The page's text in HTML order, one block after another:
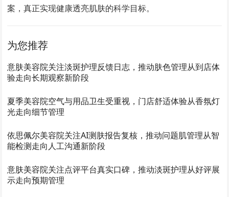
案，真正实现健康透亮肌肤的科学目标。
为您推荐
意肤美容院关注淡斑护理反馈日志，推动肤色管理从到店体
验走向长期观察新阶段
夏季美容院空气与用品卫生受重视，门店舒适体验从香氛灯
光走向细节管理
依思佩尔美容院关注AI测肤报告复核，推动问题肌管理从智
能检测走向人工沟通新阶段
意肤美容院关注点评平台真实口碑，推动淡斑护理从好评展
示走向预期管理